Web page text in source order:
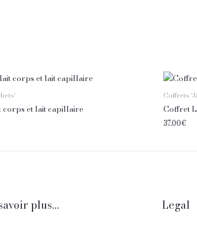
corps et lait capillaire
Coffrets
Coffret
37.00€
plus... Legal